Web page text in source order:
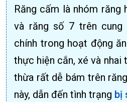
Răng cấm là nhóm răng
và răng số 7 trên cung
chính trong hoạt động
thực hiện cắn, xé và nhai
thừa rất dễ bám trên
này, dẫn đến tình trạng bị